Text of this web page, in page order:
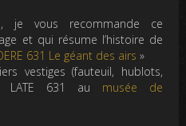
je vous recommande ce
et qui résume l’histoire de
631 Le géant des airs »
vestiges (fauteuil, hublots,
LATE 631 au musée de